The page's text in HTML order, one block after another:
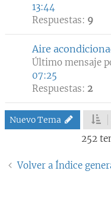
13:44
Respuestas: 9
Aire
Último mensaje
07:25
Respuestas: 2
Nuevo Tema
252
Volver a Índice